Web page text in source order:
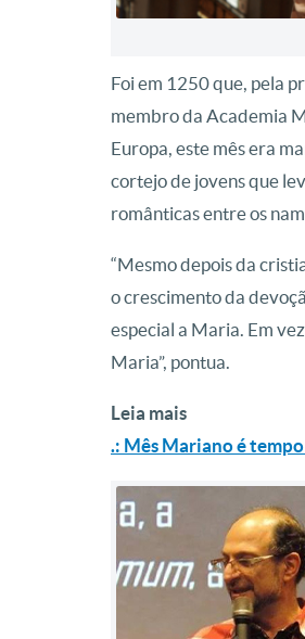
Foi em 1250 que, pela
membro da Academia
Europa, este mês era
cortejo de jovens que
românticas entre os
“Mesmo depois da
o crescimento da
especial a Maria. Em
Maria”, pontua.
Leia mais
.: Mês Mariano é